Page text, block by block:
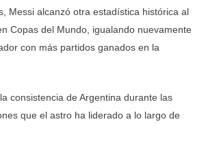
Messi alcanzó otra estadística histórica al
Copas del Mundo, igualando nuevamente
con más partidos ganados en la
consistencia de Argentina durante las
que el astro ha liderado a lo largo de